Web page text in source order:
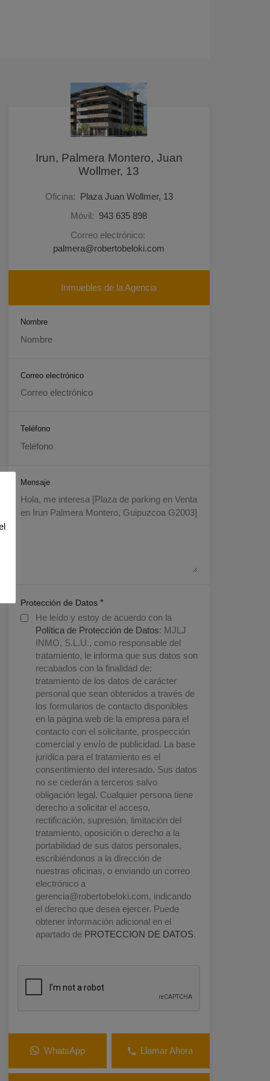
Irun, Palmera Montero, Juan
Wollmer, 13
Oficina:
Plaza Juan Wollmer, 13
Móvil: 943 635 898
Correo electrónico:
palmera@robertobeloki.com
Inmuebles de la Agencia
Nombre
Correo electrónico
Teléfono
Mensaje
Protección de Datos *
He leído y estoy de acuerdo con la
Política de Protección de Datos: MJLJ
INMO, S.L.U., como responsable del
tratamiento, le informa que sus datos son
recabados con la finalidad de:
tratamiento de los datos de carácter
personal que sean obtenidos a través de
los formularios de contacto disponibles
en la página web de la empresa para el
contacto con el solicitante, prospección
comercial y envío de publicidad. La base
jurídica para el tratamiento es el
consentimiento del interesado. Sus datos
no se cederán a terceros salvo
obligación legal. Cualquier persona tiene
derecho a solicitar el acceso,
rectificación, supresión, limitación del
tratamiento, oposición o derecho a la
portabilidad de sus datos personales,
escribiéndonos a la dirección de
nuestras oficinas, o enviando un correo
electrónico a
gerencia@robertobeloki.com, indicando
el derecho que desea ejercer. Puede
obtener información adicional en el
apartado de PROTECCION DE DATOS.
WhatsApp Llamar Ahora